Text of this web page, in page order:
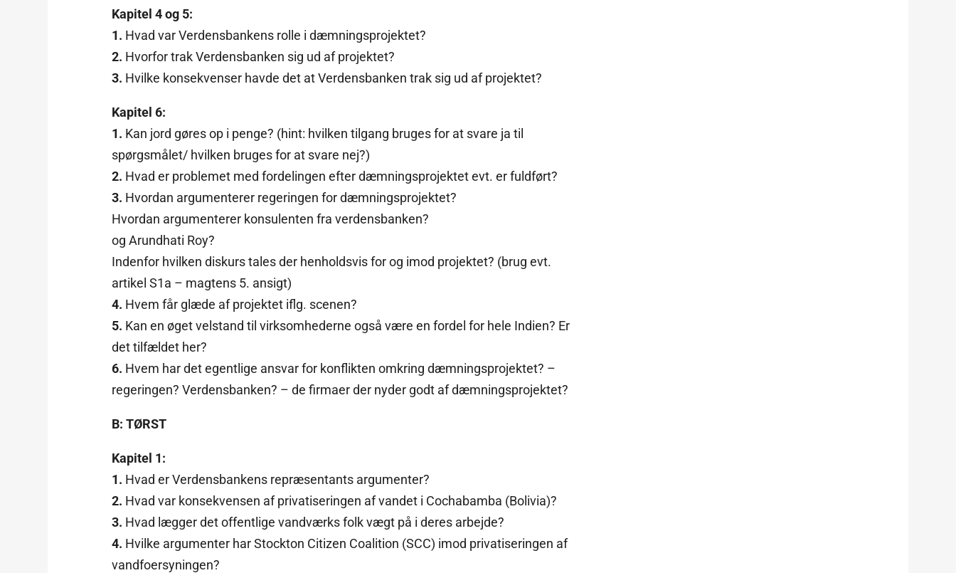
Kapitel 4 og 5:
1. Hvad var Verdensbankens rolle i dæmningsprojektet?
2. Hvorfor trak Verdensbanken sig ud af projektet?
3. Hvilke konsekvenser havde det at Verdensbanken trak sig ud af projektet?
Kapitel 6:
1. Kan jord gøres op i penge? (hint: hvilken tilgang bruges for at svare ja til
spørgsmålet/ hvilken bruges for at svare nej?)
2. Hvad er problemet med fordelingen efter dæmningsprojektet evt. er fuldført?
3. Hvordan argumenterer regeringen for dæmningsprojektet?
Hvordan argumenterer konsulenten fra verdensbanken?
og Arundhati Roy?
Indenfor hvilken diskurs tales der henholdsvis for og imod projektet? (brug evt.
artikel S1a – magtens 5. ansigt)
4. Hvem får glæde af projektet iflg. scenen?
5. Kan en øget velstand til virksomhederne også være en fordel for hele Indien? Er
det tilfældet her?
6. Hvem har det egentlige ansvar for konflikten omkring dæmningsprojektet? –
regeringen? Verdensbanken? – de firmaer der nyder godt af dæmningsprojektet?
B: TØRST
Kapitel 1:
1. Hvad er Verdensbankens repræsentants argumenter?
2. Hvad var konsekvensen af privatiseringen af vandet i Cochabamba (Bolivia)?
3. Hvad lægger det offentlige vandværks folk vægt på i deres arbejde?
4. Hvilke argumenter har Stockton Citizen Coalition (SCC) imod privatiseringen af
vandfoersyningen?